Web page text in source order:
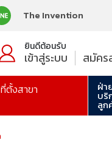
The Invention
ยินดีต้อนรับ
เข้าสู่ระบบ สมัคร
ที่ตั้งสาขา ฝ่า
บริ
ลูก